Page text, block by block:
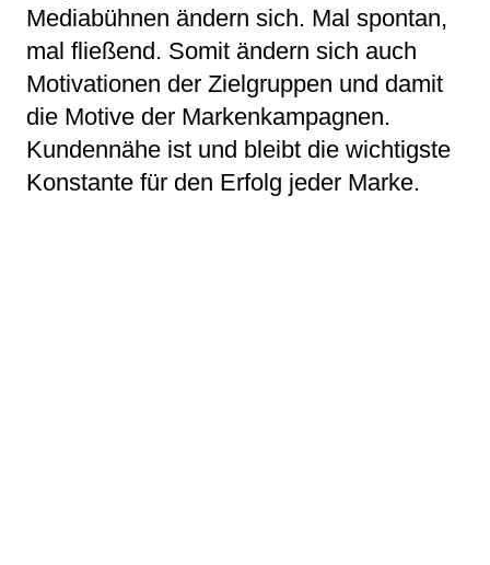
Mediabühnen ändern sich. Mal spontan,
mal fließend. Somit ändern sich auch
Motivationen der Zielgruppen und damit
die Motive der Markenkampagnen.
Kundennähe ist und bleibt die wichtigste
Konstante für den Erfolg jeder Marke.